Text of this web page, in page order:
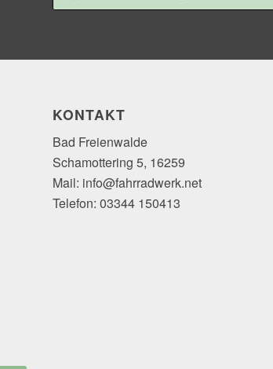
KONTAKT
Bad Freienwalde
Schamottering 5, 16259
Mail: info@fahrradwerk.net
Telefon: 03344 150413